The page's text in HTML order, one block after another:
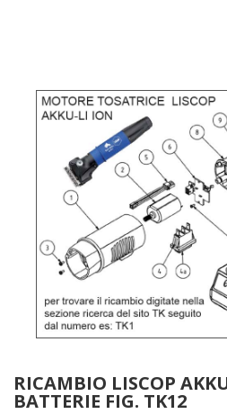
RICAMBIO LISCOP
BATTERIE FIG. TK12